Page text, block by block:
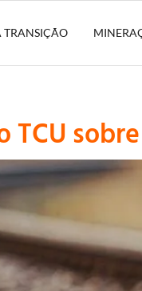
TRANSIÇÃO